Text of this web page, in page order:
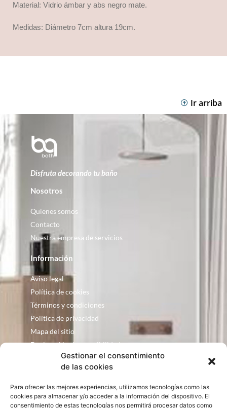
Gestionar el consentimiento
de las cookies
Para ofrecer las mejores experiencias, utilizamos tecnologías como las
cookies para almacenar y/o acceder a la información del dispositivo. El
consentimiento de estas tecnologías nos permitirá procesar datos como
Material: Vidrio ámbar y abs negro mate.
Medidas: Diámetro 7cm altura 19cm.
Ir arriba
Disfruta decorando tu baño
Nosotros
Quienes somos
Contacto
Nuestra empresa de servicios
Información
Aviso legal
Política de cookies
Términos y condiciones
Política de privacidad
Mapa del sitio
Declaración de accesibilidad
Contacto
Fontanería Baquero
C/ Justo Zoco, 36 Ejea de los Caballeros
Zaragoza – España